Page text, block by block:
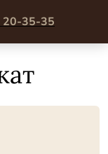
20-35-35